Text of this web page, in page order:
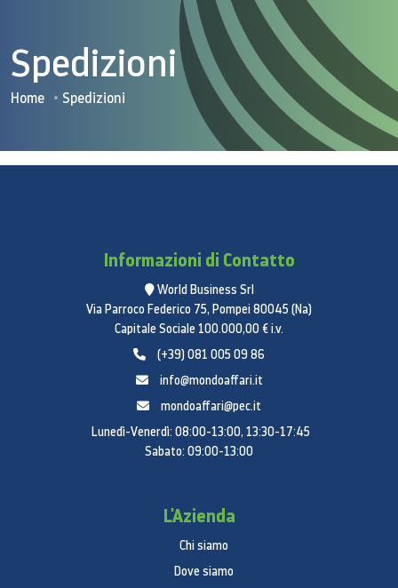
Spedizioni
Home Spedizioni
Informazioni di Contatto
World Business Srl
Via Parroco Federico 75, Pompei 80045 (Na)
Capitale Sociale 100.000,00 € i.v.
(+39) 081 005 09 86
info@mondoaffari.it
mondoaffari@pec.it
Lunedì-Venerdì: 08:00-13:00, 13:30-17:45
Sabato: 09:00-13:00
L'Azienda
Chi siamo
Dove siamo